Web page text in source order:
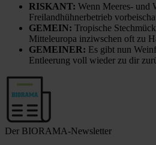
RISKANT: Wenn Meeres- und
Freilandhühnerbetrieb
GEMEIN: Tropische
Mitteleuropa inziwschen oft zu
GEMEINER: Es gibt nun
Entleerung voll wieder zu dir
Der BIORAMA-Newsletter